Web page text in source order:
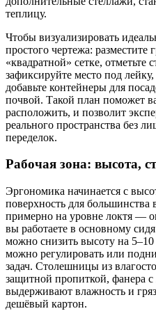
теплицу.
Чтобы визуализировать
простого чертежа: разместите
«квадратной» сетке,
зафиксируйте место под
добавьте контейнеры для
почвой. Такой план поможет
расположить, и позволит
реального пространства без
переделок.
Рабочая зона: высота,
Эргономика начинается с
поверхность для большинства
примерно на уровне локтя —
вы работаете в основному
можно снизить высоту на
можно регулировать или
задач. Столешницы из
защитной пропиткой, фанера
выдерживают влажность и
дешёвый картон.